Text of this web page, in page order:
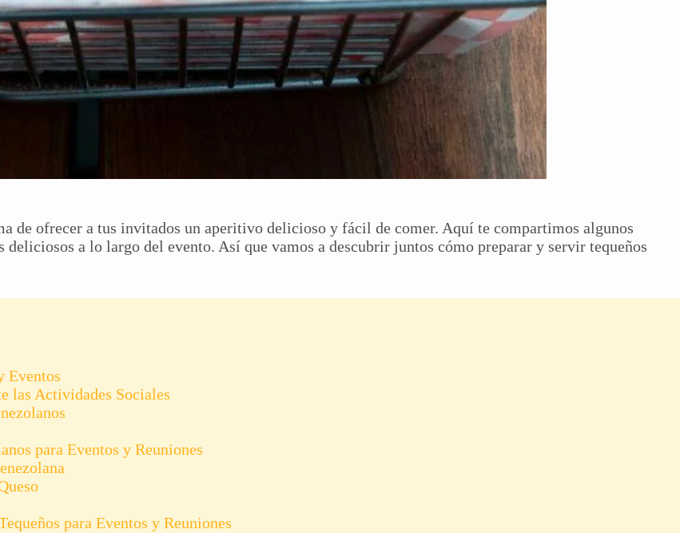
de ofrecer a tus invitados un aperitivo delicioso y fácil de comer. Aquí te compartimos algunos
a lo largo del evento. Así que vamos a descubrir juntos cómo preparar y servir tequeños
Eventos
las Actividades Sociales
para Eventos y Reuniones
para Eventos y Reuniones